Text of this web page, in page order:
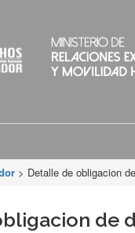
> Detalle de obligacion
de